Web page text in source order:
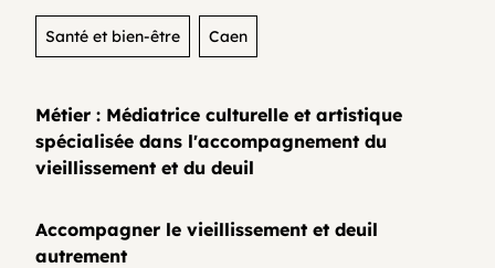
Organisme de formation
Contactez-nous
Santé et bien-être Caen
Métier : Médiatrice culturelle et artistique
spécialisée dans l'accompagnement du
vieillissement et du deuil
Accompagner le vieillissement et deuil
autrement